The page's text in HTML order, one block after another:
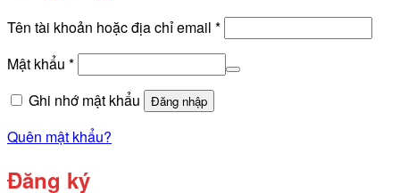
Tên tài khoản hoặc địa chỉ email *Bắt
Mật khẩu *Bắt
Ghi nhớ mật khẩu
Đăng nhập
Quên mật khẩu?
Đăng ký